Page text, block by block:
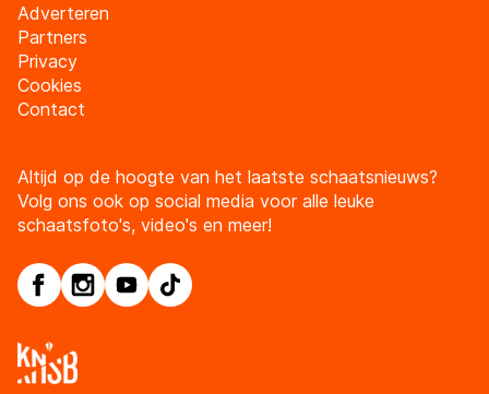
Adverteren
Partners
Privacy
Cookies
Contact
Altijd op de hoogte van het laatste schaatsnieuws?
Volg ons ook op social media voor alle leuke
schaatsfoto's, video's en meer!